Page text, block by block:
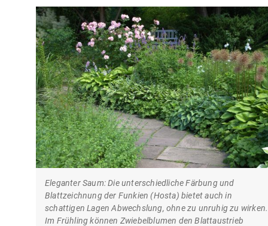
Eleganter Saum: Die unterschiedliche Färbung und
Blattzeichnung der Funkien (Hosta) bietet auch in
schattigen Lagen Abwechslung, ohne zu unruhig zu wirken.
Im Frühling können Zwiebelblumen den Blattaustrieb